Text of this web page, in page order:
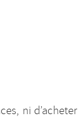
ni d’acheter